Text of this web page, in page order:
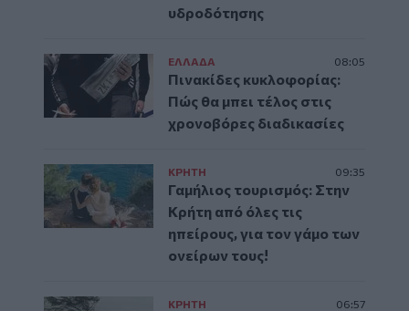
υδροδότησης
ΕΛΛAΔΑ 08:05
Πινακίδες κυκλοφορίας:
Πώς θα μπει τέλος στις
χρονοβόρες διαδικασίες
ΚΡΗΤΗ 09:35
Γαμήλιος τουρισμός: Στην
Κρήτη από όλες τις
ηπείρους, για τον γάμο των
ονείρων τους!
ΚΡΗΤΗ 06:57